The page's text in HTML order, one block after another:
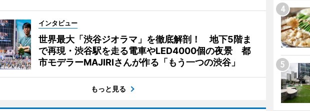
インタビュー
世界最大「渋谷ジオラマ」を徹底解剖！ 地下5階ま
で再現・渋谷駅を走る電車やLED4000個の夜景 都
市モデラーMAJIRIさんが作る「もう一つの渋谷」
もっと見る